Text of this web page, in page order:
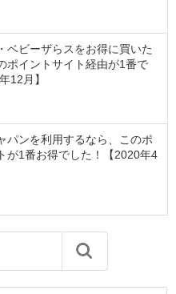
ベビーザらスをお得に買いた
ポイントサイト経由が1番で
12月】
パンを利用するなら、このポ
が1番お得でした！【2020年4